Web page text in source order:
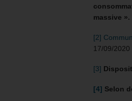
massive
[2]
17/09/2020
[3]
[4] Selon